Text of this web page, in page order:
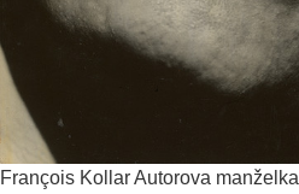
François KollarAutorova manželka